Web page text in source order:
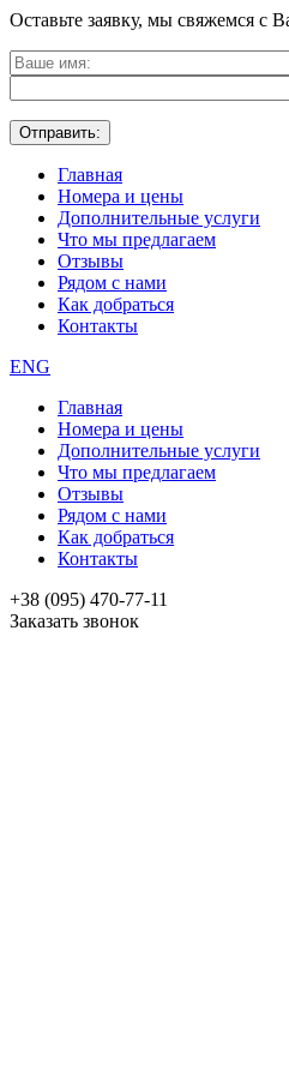
Оставьте заявку, мы свяжемся с
Главная
Номера и цены
Дополнительные услуги
Что мы предлагаем
Отзывы
Рядом с нами
Как добраться
Контакты
ENG
Главная
Номера и цены
Дополнительные услуги
Что мы предлагаем
Отзывы
Рядом с нами
Как добраться
Контакты
+38 (095) 470-77-11
Заказать звонок